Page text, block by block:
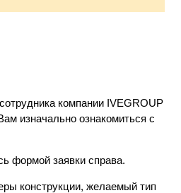
компании IVEGROUP
изначально ознакомиться с
формой заявки справа.
конструкции, желаемый тип